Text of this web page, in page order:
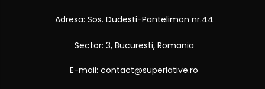
Adresa: Sos. Dudesti-Pantelimon nr.44
Sector: 3, Bucuresti, Romania
E-mail: contact@superlative.ro